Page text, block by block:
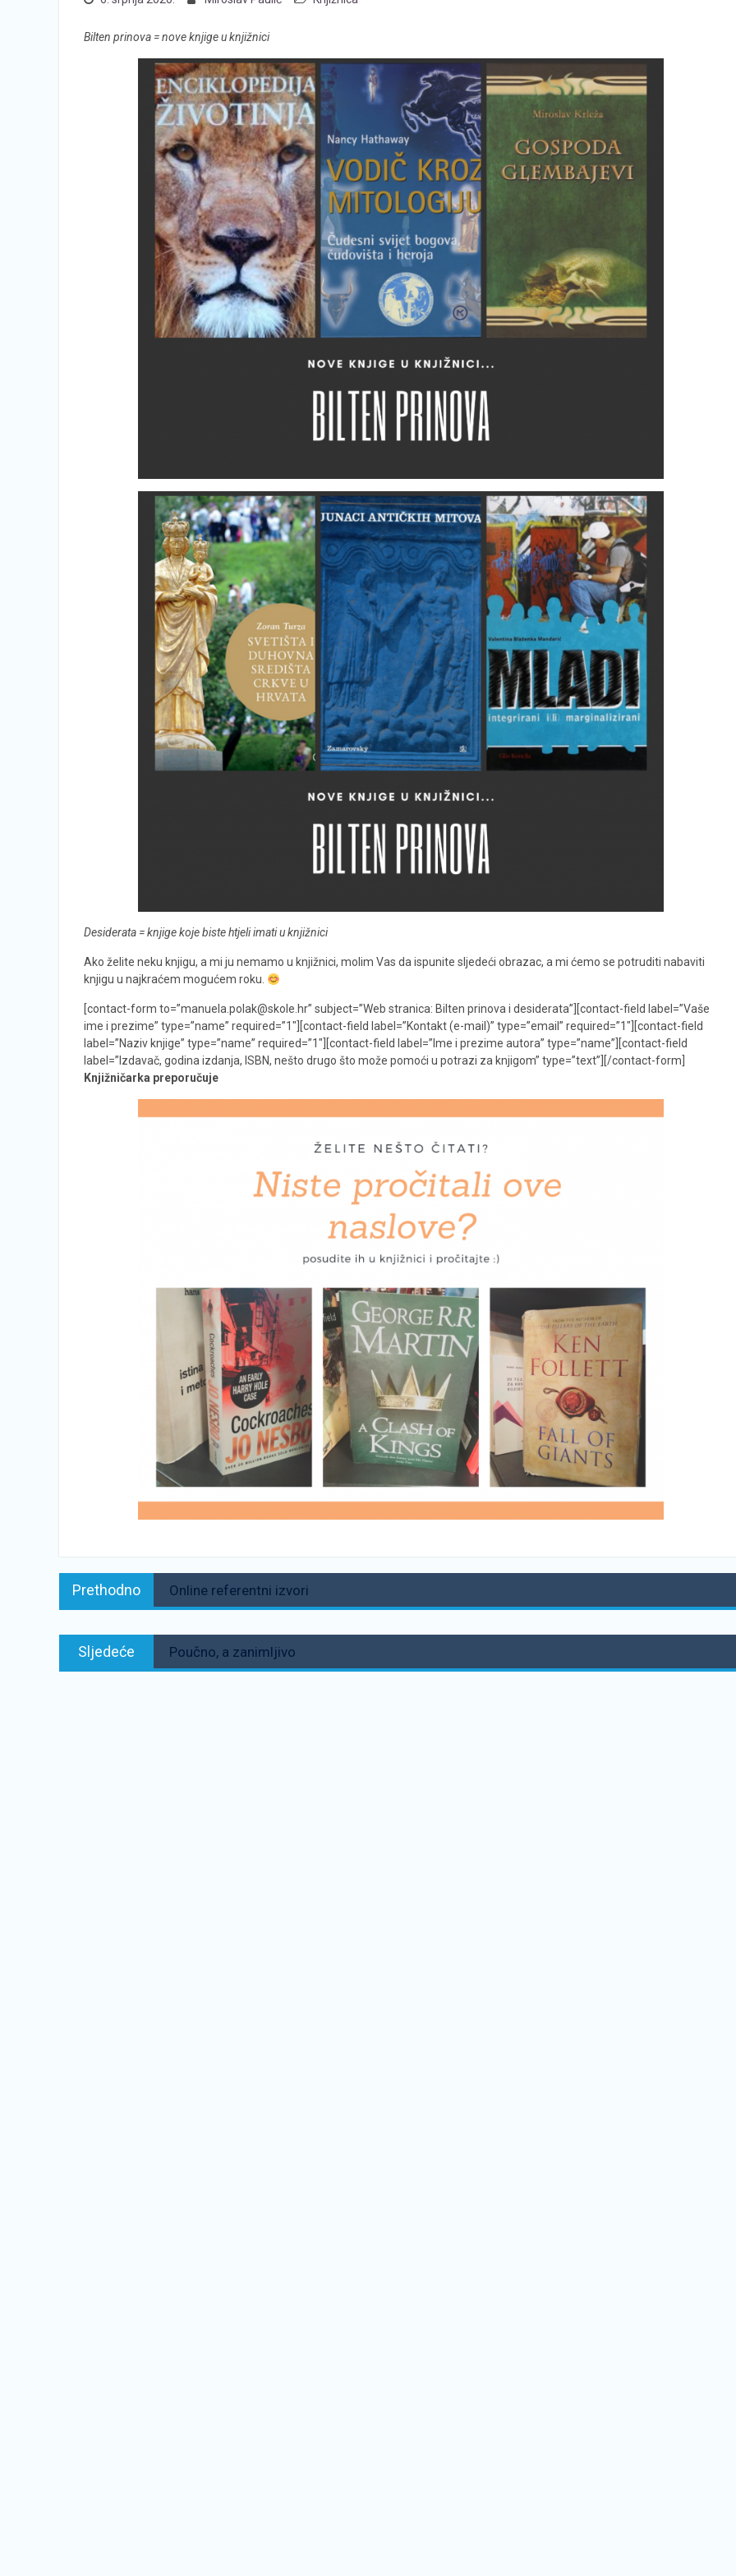
Bilten prinova = nove knjige u knjižnici
Desiderata = knjige koje biste htjeli imati u knjižnici
Ako želite neku knjigu, a mi ju nemamo u knjižnici, molim Vas da ispunite sljedeći obrazac, a mi ćemo se potruditi nabaviti
knjigu u najkraćem mogućem roku.
[contact-form to=”manuela.polak@skole.hr” subject=”Web stranica: Bilten prinova i desiderata”][contact-field label=”Vaše
ime i prezime” type=”name” required=”1″][contact-field label=”Kontakt (e-mail)” type=”email” required=”1″][contact-field
label=”Naziv knjige” type=”name” required=”1″][contact-field label=”Ime i prezime autora” type=”name”][contact-field
label=”Izdavač, godina izdanja, ISBN, nešto drugo što može pomoći u potrazi za knjigom” type=”text”][/contact-form]
Knjižničarka preporučuje
Navigacija
objava
Prethodno Prethodno:
Online referentni izvori
Sljedeće Sljedeće:
Poučno, a zanimljivo